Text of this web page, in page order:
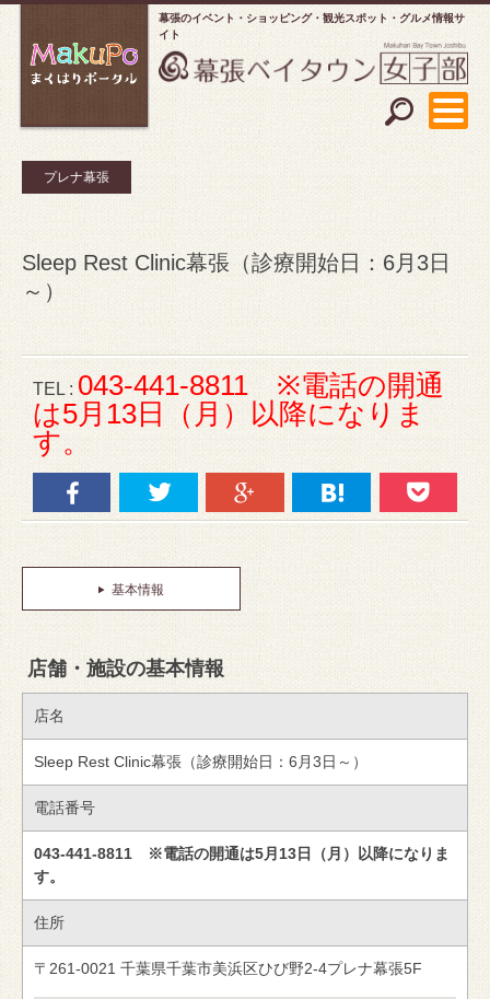
幕張のイベント・ショッピング
観光スポット・グルメ情報サ
イト
プレナ幕張
Sleep Rest Clinic幕張（診療開始日：6月3日
～）
TEL :043-441-8811 ※電話の開通
は5月13日（月）以降になりま
す。
基本情報
店舗・施設の基本情報
店名
Sleep Rest Clinic幕張（診療開始日：6月3日～）
電話番号
043-441-8811 ※電話の開通は5月13日（月）以降になりま
す。
住所
〒261-0021 千葉県千葉市美浜区ひび野2-4プレナ幕張5F